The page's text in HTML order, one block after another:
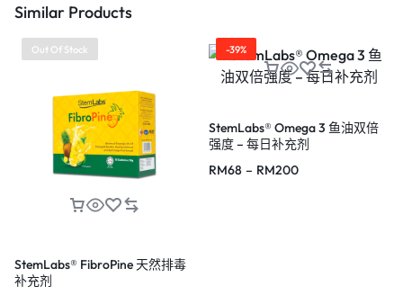
Similar Products
Out Of Stock
StemLabs® FibroPine 天然排毒
补充剂
-39%
StemLabs® Omega 3 鱼油双倍
强度 – 每日补充剂
RM68 – RM200